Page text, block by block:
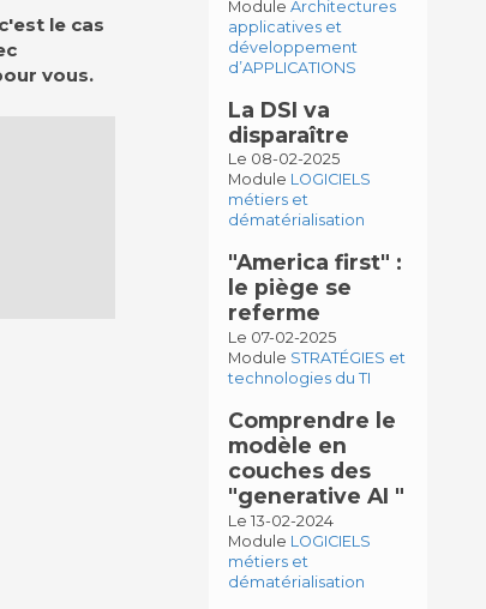
le cas
vous.
Module Architectures
applicatives et
développement
d’APPLICATIONS
La DSI va
disparaître
Le 08-02-2025
Module LOGICIELS
métiers et
dématérialisation
"America first" :
le piège se
referme
Le 07-02-2025
Module STRATÉGIES et
technologies du TI
Comprendre le
modèle en
couches des
"generative AI "
Le 13-02-2024
Module LOGICIELS
métiers et
dématérialisation